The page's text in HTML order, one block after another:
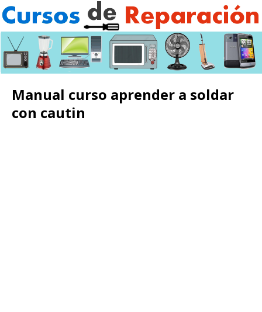
Manual curso aprender a soldar
con cautin